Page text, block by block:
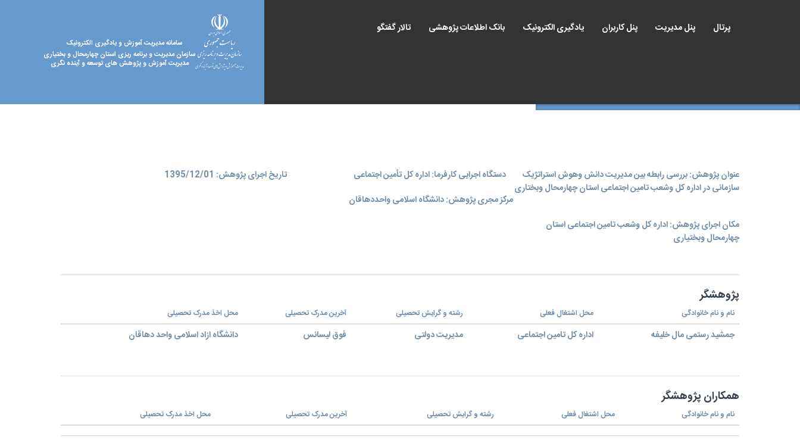
سامانه مدیریت آموزش و یادگیری الکترونیک
سازمان مدیریت و برنامه ریزی استان چهارمحال و بختیاری
مدیریت آموزش و پژوهش های توسعه و آینده نگری
پرتال پنل مدیریت پنل کاربران یادگیری الکترونیک بانک اطلاعات پژوهشی تالار گفتگو
عنوان پژوهش: بررسی رابطه بین مدیریت دانش وهوش استراتژیک
سازمانی در اداره کل وشعب تامین اجتماعی استان چهارمحال وبختاری
دستگاه اجرایی کارفرما: اداره کل تأمین اجتماعی
تاریخ اجرای پژوهش: 1395/12/01
مرکز مجری پژوهش: دانشگاه اسلامی واحددهاقان
مکان اجرای پژوهش: اداره کل وشعب تامین اجتماعی استان
چهارمحال وبختیاری
پژوهشگر
نام و نام خانوادگی محل اشتغال فعلی رشته و گرایش تحصیلی آخرین مدرک تحصیلی محل اخذ مدرک تحصیلی
جمشید رستمی مال خلیفه اداره کل تامین اجتماعی مدیریت دولتی فوق لیسانس دانشگاه ازاد اسلامی واحد دهاقان
همکاران پژوهشگر
نام و نام خانوادگی محل اشتغال فعلی رشته و گرایش تحصیلی آخرین مدرک تحصیلی محل اخذ مدرک تحصیلی